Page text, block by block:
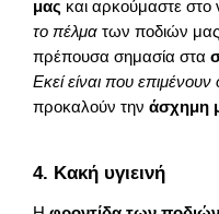
μας και αρκούμαστε στο
το πέλμα των ποδιών
πρέπουσα σημασία στα
Εκεί είναι που επιμένουν
προκαλούν τηνάσχημη
4. Κακή υγιεινή